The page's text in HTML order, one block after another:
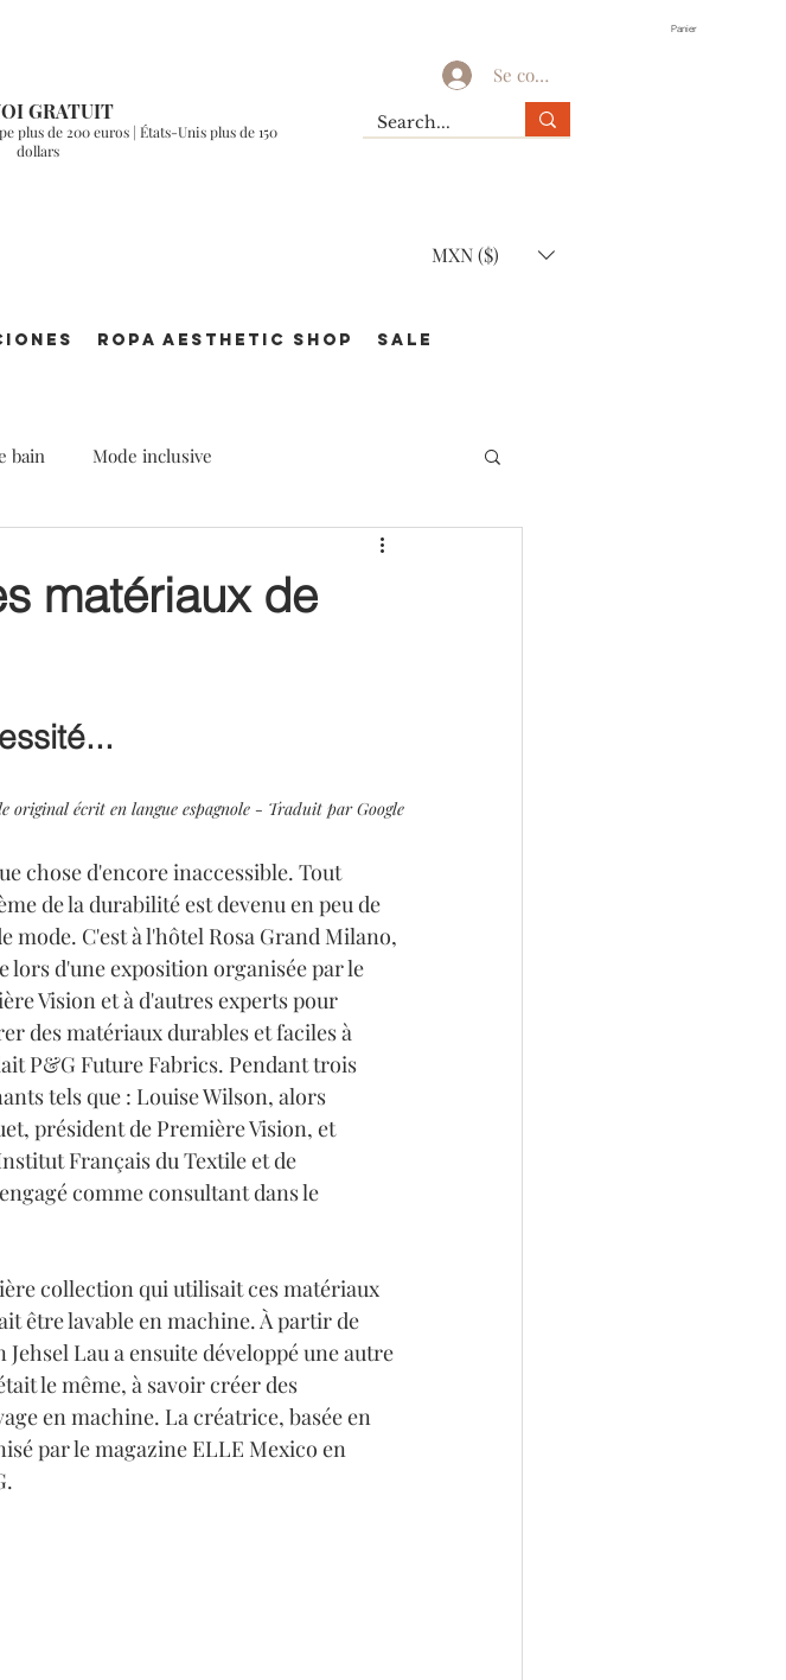
Panier
GRATUIT
plus de 200 euros | États-Unis plus de 150
dollars
Se connecter
MXN ($)
ROPA AESTHETIC Shop SALE
bain Mode inclusive
matériaux de
original écrit en langue espagnole - Traduit par Google
chose d'encore inaccessible. Tout
de la durabilité est devenu en peu de
mode. C'est à l'hôtel Rosa Grand Milano,
lors d'une exposition organisée par le
Vision et à d'autres experts pour
des matériaux durables et faciles à
P&G Future Fabrics. Pendant trois
tels que : Louise Wilson, alors
président de Première Vision, et
Français du Textile et de
comme consultant dans le
collection qui utilisait ces matériaux
être lavable en machine. À partir de
Lau a ensuite développé une autre
le même, à savoir créer des
en machine. La créatrice, basée en
par le magazine ELLE Mexico en